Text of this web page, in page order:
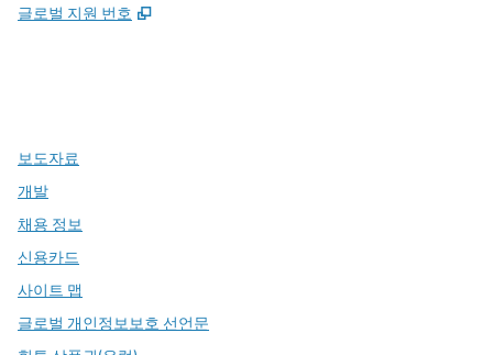
글로벌 지원 번호 ,
보도자료
개발
채용 정보
신용카드
사이트 맵
글로벌 개인정보보호 선언문